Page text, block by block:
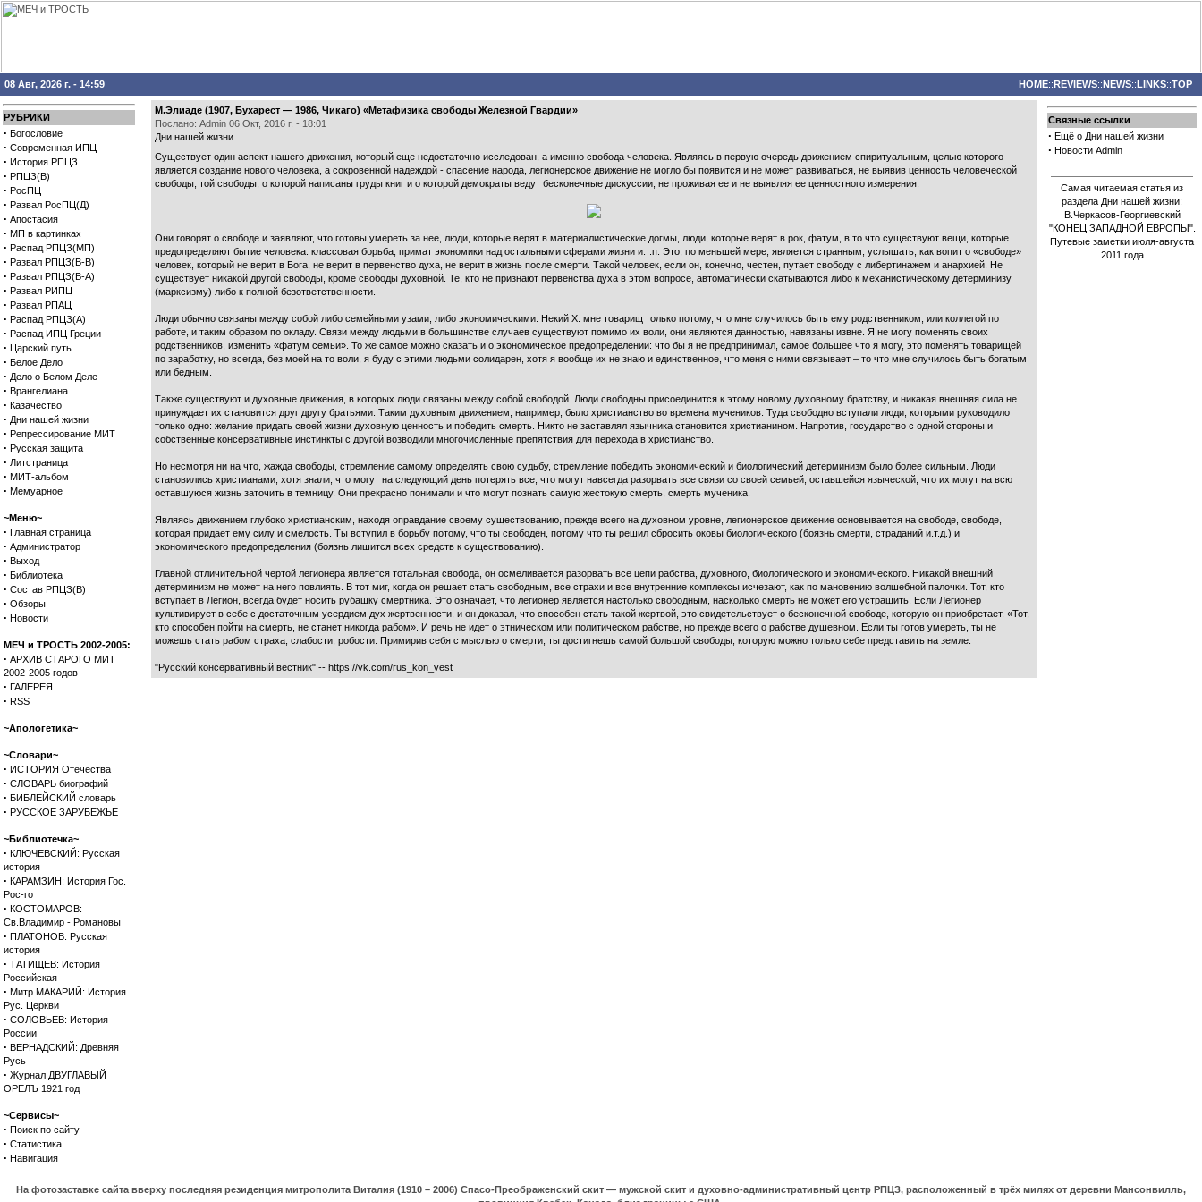
08 Авг, 2026 г. - 14:59 HOME::REVIEWS::NEWS::LINKS::TOP
РУБРИКИ
· Богословие
· Современная ИПЦ
· История РПЦЗ
· РПЦЗ(В)
· РосПЦ
· Развал РосПЦ(Д)
· Апостасия
· МП в картинках
· Распад РПЦЗ(МП)
· Развал РПЦЗ(В-В)
· Развал РПЦЗ(В-А)
· Развал РИПЦ
· Развал РПАЦ
· Распад РПЦЗ(А)
· Распад ИПЦ Греции
· Царский путь
· Белое Дело
· Дело о Белом Деле
· Врангелиана
· Казачество
· Дни нашей жизни
· Репрессирование МИТ
· Русская защита
· Литстраница
· МИТ-альбом
· Мемуарное
~Меню~
· Главная страница
· Администратор
· Выход
· Библиотека
· Состав РПЦЗ(В)
· Обзоры
· Новости
МЕЧ и ТРОСТЬ 2002-2005:
· АРХИВ СТАРОГО МИТ
2002-2005 годов
· ГАЛЕРЕЯ
· RSS
~Апологетика~
~Словари~
· ИСТОРИЯ Отечества
· СЛОВАРЬ биографий
· БИБЛЕЙСКИЙ словарь
· РУССКОЕ ЗАРУБЕЖЬЕ
~Библиотечка~
· КЛЮЧЕВСКИЙ: Русская
история
· КАРАМЗИН: История Гос.
Рос-го
· КОСТОМАРОВ:
Св.Владимир - Романовы
· ПЛАТОНОВ: Русская
история
· ТАТИЩЕВ: История
Российская
· Митр.МАКАРИЙ: История
Рус. Церкви
· СОЛОВЬЕВ: История
России
· ВЕРНАДСКИЙ: Древняя
Русь
· Журнал ДВУГЛАВЫЙ
ОРЕЛЪ 1921 год
~Сервисы~
· Поиск по сайту
· Статистика
· Навигация
М.Элиаде (1907, Бухарест — 1986, Чикаго) «Метафизика свободы Железной Гвардии»
Послано: Admin 06 Окт, 2016 г. - 18:01
Дни нашей жизни
Существует один аспект нашего движения, который еще недостаточно исследован, а именно свобода человека. Являясь в первую очередь движением спиритуальным, целью которого
является создание нового человека, а сокровенной надеждой - спасение народа, легионерское движение не могло бы появится и не может развиваться, не выявив ценность человеческой
свободы, той свободы, о которой написаны груды книг и о которой демократы ведут бесконечные дискуссии, не проживая ее и не выявляя ее ценностного измерения.
Они говорят о свободе и заявляют, что готовы умереть за нее, люди, которые верят в материалистические догмы, люди, которые верят в рок, фатум, в то что существуют вещи, которые
предопределяют бытие человека: классовая борьба, примат экономики над остальными сферами жизни и.т.п. Это, по меньшей мере, является странным, услышать, как вопит о «свободе»
человек, который не верит в Бога, не верит в первенство духа, не верит в жизнь после смерти. Такой человек, если он, конечно, честен, путает свободу с либертинажем и анархией. Не
существует никакой другой свободы, кроме свободы духовной. Те, кто не признают первенства духа в этом вопросе, автоматически скатываются либо к механистическому детерминизу
(марксизму) либо к полной безответственности.
Люди обычно связаны между собой либо семейными узами, либо экономическими. Некий Х. мне товарищ только потому, что мне случилось быть ему родственником, или коллегой по
работе, и таким образом по окладу. Связи между людьми в большинстве случаев существуют помимо их воли, они являются данностью, навязаны извне. Я не могу поменять своих
родственников, изменить «фатум семьи». То же самое можно сказать и о экономическое предопределении: что бы я не предпринимал, самое большее что я могу, это поменять товарищей
по заработку, но всегда, без моей на то воли, я буду с этими людьми солидарен, хотя я вообще их не знаю и единственное, что меня с ними связывает – то что мне случилось быть богатым
или бедным.
Также существуют и духовные движения, в которых люди связаны между собой свободой. Люди свободны присоединится к этому новому духовному братству, и никакая внешняя сила не
принуждает их становится друг другу братьями. Таким духовным движением, например, было христианство во времена мучеников. Туда свободно вступали люди, которыми руководило
только одно: желание придать своей жизни духовную ценность и победить смерть. Никто не заставлял язычника становится христианином. Напротив, государство с одной стороны и
собственные консервативные инстинкты с другой возводили многочисленные препятствия для перехода в христианство.
Но несмотря ни на что, жажда свободы, стремление самому определять свою судьбу, стремление победить экономический и биологический детерминизм было более сильным. Люди
становились христианами, хотя знали, что могут на следующий день потерять все, что могут навсегда разорвать все связи со своей семьей, оставшейся языческой, что их могут на всю
оставшуюся жизнь заточить в темницу. Они прекрасно понимали и что могут познать самую жестокую смерть, смерть мученика.
Являясь движением глубоко христианским, находя оправдание своему существованию, прежде всего на духовном уровне, легионерское движение основывается на свободе, свободе,
которая придает ему силу и смелость. Ты вступил в борьбу потому, что ты свободен, потому что ты решил сбросить оковы биологического (боязнь смерти, страданий и.т.д.) и
экономического предопределения (боязнь лишится всех средств к существованию).
Главной отличительной чертой легионера является тотальная свобода, он осмеливается разорвать все цепи рабства, духовного, биологического и экономического. Никакой внешний
детерминизм не может на него повлиять. В тот миг, когда он решает стать свободным, все страхи и все внутренние комплексы исчезают, как по мановению волшебной палочки. Тот, кто
вступает в Легион, всегда будет носить рубашку смертника. Это означает, что легионер является настолько свободным, насколько смерть не может его устрашить. Если Легионер
культивирует в себе с достаточным усердием дух жертвенности, и он доказал, что способен стать такой жертвой, это свидетельствует о бесконечной свободе, которую он приобретает. «Тот,
кто способен пойти на смерть, не станет никогда рабом». И речь не идет о этническом или политическом рабстве, но прежде всего о рабстве душевном. Если ты готов умереть, ты не
можешь стать рабом страха, слабости, робости. Примирив себя с мыслью о смерти, ты достигнешь самой большой свободы, которую можно только себе представить на земле.
"Русский консервативный вестник" -- https://vk.com/rus_kon_vest
Связные ссылки
· Ещё о Дни нашей жизни
· Новости Admin
Самая читаемая статья из
раздела Дни нашей жизни:
В.Черкасов-Георгиевский
"КОНЕЦ ЗАПАДНОЙ ЕВРОПЫ".
Путевые заметки июля-августа
2011 года
На фотозаставке сайта вверху последняя резиденция митрополита Виталия (1910 – 2006) Спасо-Преображенский скит — мужской скит и духовно-административный центр РПЦЗ, расположенный в трёх милях от деревни Мансонвилль,